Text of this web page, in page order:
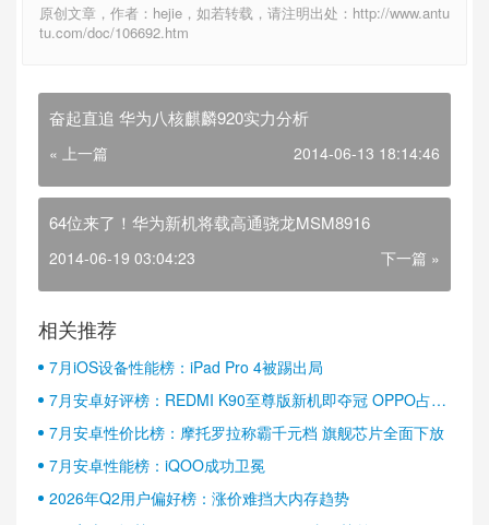
原创文章，作者：hejie，如若转载，请注明出处：http://www.antu
tu.com/doc/106692.htm
奋起直追 华为八核麒麟920实力分析
« 上一篇 2014-06-13 18:14:46
64位来了！华为新机将载高通骁龙MSM8916
2014-06-19 03:04:23 下一篇 »
相关推荐
7月iOS设备性能榜：iPad Pro 4被踢出局
7月安卓好评榜：REDMI K90至尊版新机即夺冠 OPPO占据
半壁江山
7月安卓性价比榜：摩托罗拉称霸千元档 旗舰芯片全面下放
7月安卓性能榜：iQOO成功卫冕
2026年Q2用户偏好榜：涨价难挡大内存趋势